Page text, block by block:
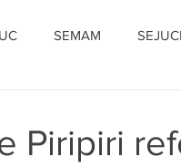
SEMAM
Piripiri